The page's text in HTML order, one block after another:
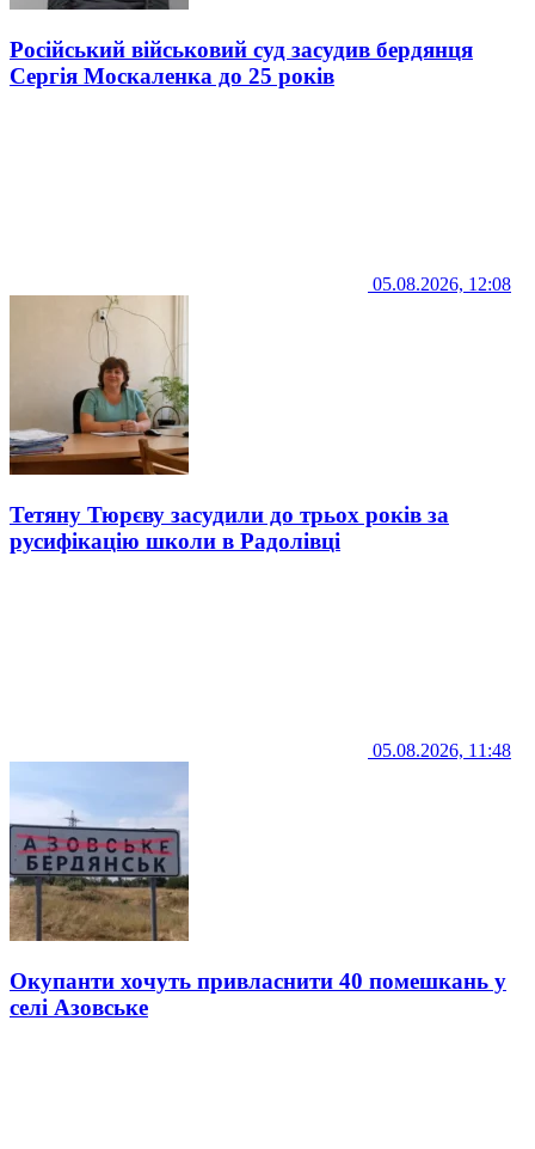
Російський військовий суд засудив бердянця
Сергія Москаленка до 25 років
05.08.2026, 12:08
Тетяну Тюрєву засудили до трьох років за
русифікацію школи в Радолівці
05.08.2026, 11:48
Окупанти хочуть привласнити 40 помешкань у
селі Азовське